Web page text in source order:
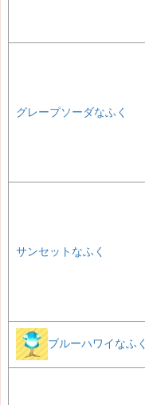
グレープソーダなふく
サンセットなふく
ブルーハワイなふく